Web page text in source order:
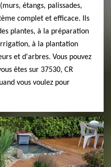
étangs, palissades,
complet et efficace. Ils
plantes, à la préparation
à la plantation
et d'arbres. Vous pouvez
êtes sur 37530, CR
vous voulez pour